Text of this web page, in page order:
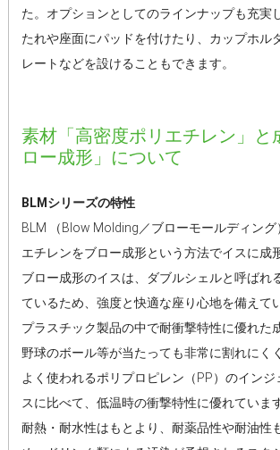
た。オプションとしてのラインナップも充実
たれや座面にパッドを付けたり、カップホル
レートなどを設けることもできます。
素材「高密度ポリエチレン」と
ロー成形」について
BLMシリーズの特性
BLM （Blow Molding／ブローモールディング
エチレンをブロー成形という方法でイスに成
ブロー成形のイスは、ダブルシェルと呼ばれ
ているため、強度と快適な座り心地を備えて
プラスチック製品の中で耐衝撃特性に優れた
野球のボール等が当たっても非常に割れにく
よく使われるポリプロピレン（PP）のインジ
スに比べて、低温時の衝撃特性に優れています
耐熱・耐水性はもとより、耐薬品性や耐油性